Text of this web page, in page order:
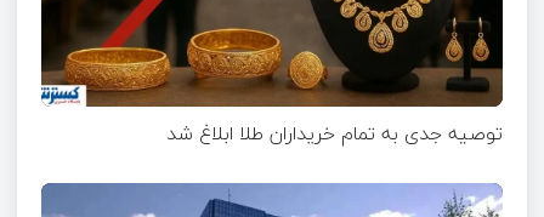
توصیه جدی به تمام خریداران طلا ابلاغ شد